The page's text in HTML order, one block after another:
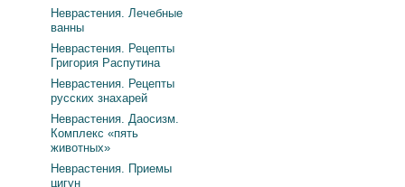
Неврастения. Лечебные
ванны
Неврастения. Рецепты
Григория Распутина
Неврастения. Рецепты
русских знахарей
Неврастения. Даосизм.
Комплекс «пять
животных»
Неврастения. Приемы
цигун